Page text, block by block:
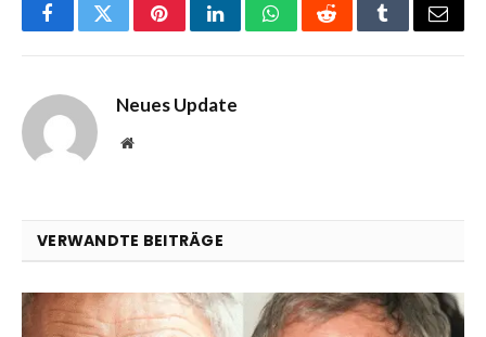
FacebookTwitterPinterestLinkedInWhatsAppRedditTumblrEmail
Neues Update
Website
VERWANDTE BEITRÄGE